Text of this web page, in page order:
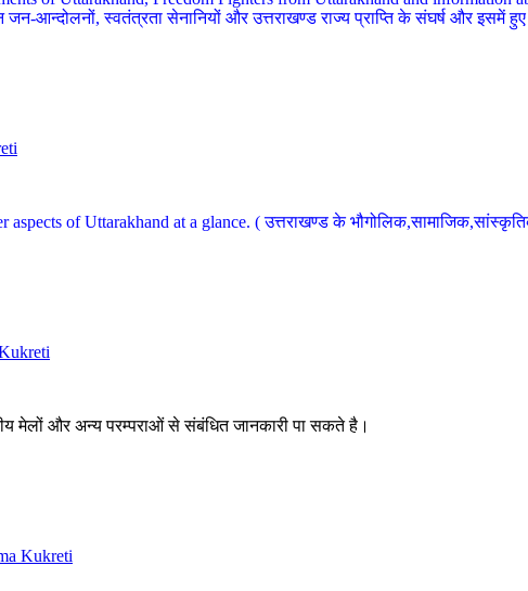
आन्दोलनों, स्वतंत्रता सेनानियों और उत्तराखण्ड राज्य प्राप्ति के संघर्ष और इसमें
of Uttarakhand at a glance. ( उत्तराखण्ड के
मेलों और अन्य परम्पराओं से संबंधित जानकारी पा सकते है।
Kukreti